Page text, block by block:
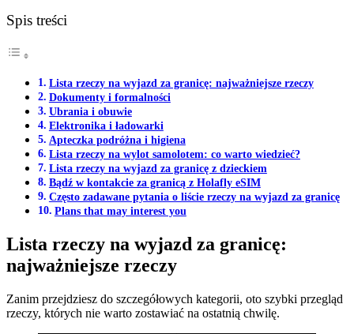
Spis treści
Lista rzeczy na wyjazd za granicę: najważniejsze rzeczy
Dokumenty i formalności
Ubrania i obuwie
Elektronika i ładowarki
Apteczka podróżna i higiena
Lista rzeczy na wylot samolotem: co warto wiedzieć?
Lista rzeczy na wyjazd za granicę z dzieckiem
Bądź w kontakcie za granicą z Holafly eSIM
Często zadawane pytania o liście rzeczy na wyjazd za granicę
Plans that may interest you
Lista rzeczy na wyjazd za granicę:
najważniejsze rzeczy
Zanim przejdziesz do szczegółowych kategorii, oto szybki przegląd
rzeczy, których nie warto zostawiać na ostatnią chwilę.